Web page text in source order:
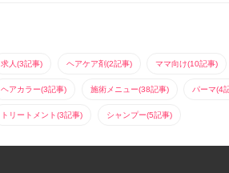
求人(3記事) ヘアケア剤(2記事) ママ向け(10記事)
ヘアカラー(3記事) 施術メニュー(38記事) パーマ(4
トリートメント(3記事) シャンプー(5記事)